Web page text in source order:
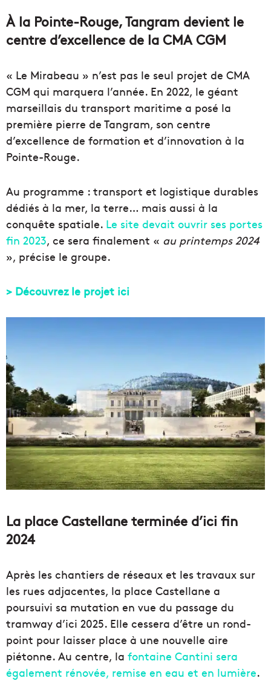
À la Pointe-Rouge, Tangram devient le
centre d’excellence de la CMA CGM
« Le Mirabeau » n’est pas le seul projet de CMA
CGM qui marquera l’année. En 2022, le géant
marseillais du transport maritime a posé la
première pierre de Tangram, son centre
d’excellence de formation et d’innovation à la
Pointe-Rouge.
Au programme : transport et logistique durables
dédiés à la mer, la terre… mais aussi à la
conquête spatiale. Le site devait ouvrir ses portes
fin 2023, ce sera finalement « au printemps 2024
», précise le groupe.
> Découvrez le projet ici
La place Castellane terminée d’ici fin
2024
Après les chantiers de réseaux et les travaux sur
les rues adjacentes, la place Castellane a
poursuivi sa mutation en vue du passage du
tramway d’ici 2025. Elle cessera d’être un rond-
point pour laisser place à une nouvelle aire
piétonne. Au centre, la fontaine Cantini sera
également rénovée, remise en eau et en lumière.